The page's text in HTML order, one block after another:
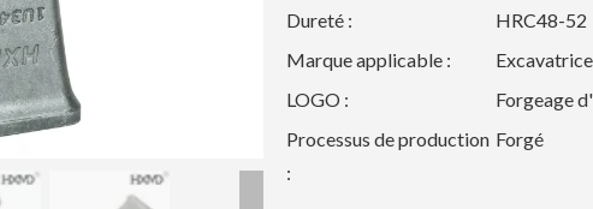
Dureté :
HRC48-52
Marque applicable :
LOGO :
Forgeage
Processus de production
:
Forgé